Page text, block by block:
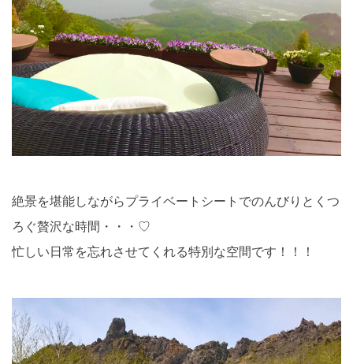
絶景を堪能しながらプライベートシートでのんびりとくつ
ろぐ贅沢な時間・・・♡
忙しい日常を忘れさせてくれる特別な空間です！！！